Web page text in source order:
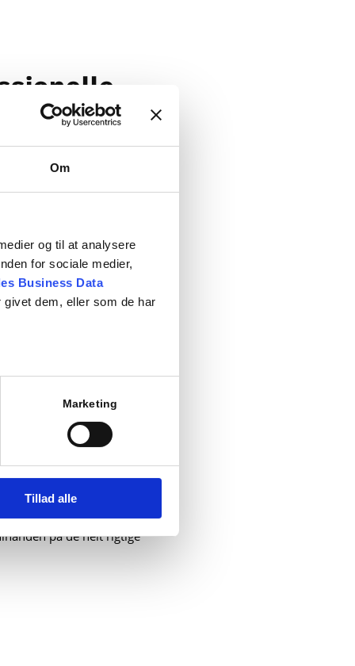
Om
og til at analysere
for sociale medier,
Business Data
dem, eller som de har
Marketing
Tillad alle
behov skal kortlægges
med de æstetiske
rørføringer
hvilke løsninger der er
kan
nedrivning af det
ofte, at ældre
største fordele for
på de helt rigtige